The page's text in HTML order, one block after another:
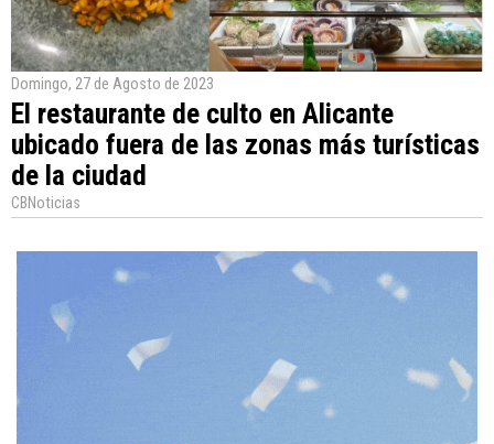
Domingo, 27 de Agosto de 2023
El restaurante de culto en Alicante
ubicado fuera de las zonas más turísticas
de la ciudad
CBNoticias